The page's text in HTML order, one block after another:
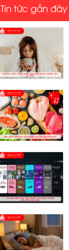
Tin tức gần đây